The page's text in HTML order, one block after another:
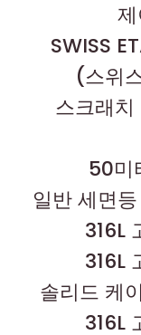
SWISS
(스위
스크래
50미
일반 세면
316L
316L
솔리드 케
316L